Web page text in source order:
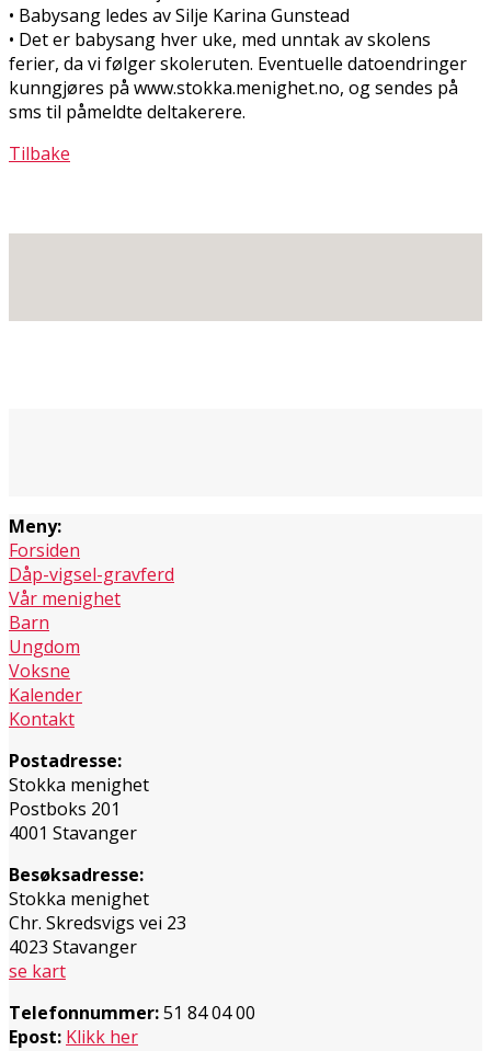
• Babysang ledes av Silje Karina Gunstead
• Det er babysang hver uke, med unntak av skolens
ferier, da vi følger skoleruten. Eventuelle datoendringer
kunngjøres på www.stokka.menighet.no, og sendes på
sms til påmeldte deltakerere.
Tilbake
Meny:
Forsiden
Dåp-vigsel-gravferd
Vår menighet
Barn
Ungdom
Voksne
Kalender
Kontakt
Postadresse:
Stokka menighet
Postboks 201
4001 Stavanger
Besøksadresse:
Stokka menighet
Chr. Skredsvigs vei 23
4023 Stavanger
se kart
Telefonnummer:51 84 04 00
Epost: Klikk her